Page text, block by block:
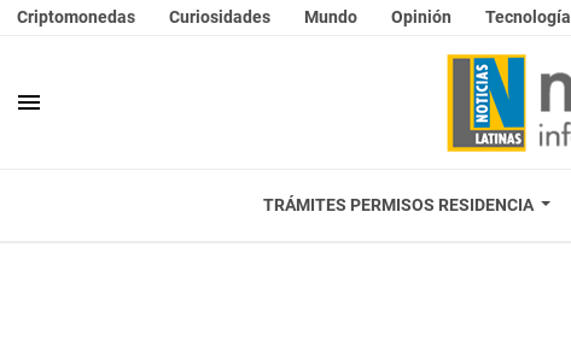
Criptomonedas Curiosidades Mundo Opinión Tecnología
menu
TRÁMITES PERMISOS RESIDENCIA